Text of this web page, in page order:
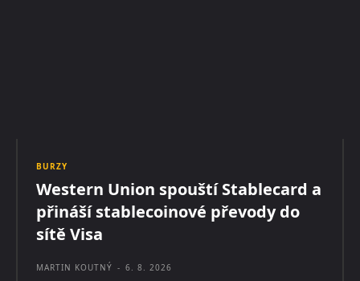
BURZY
Western Union spouští Stablecard a
přináší stablecoinové převody do
sítě Visa
MARTIN KOUTNÝ - 6. 8. 2026